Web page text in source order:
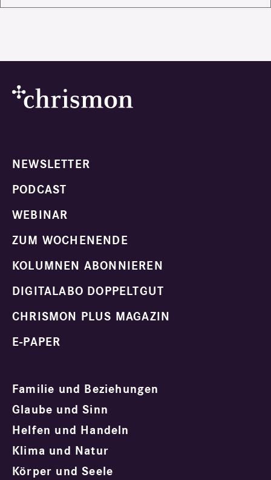
NEWSLETTER
PODCAST
WEBINAR
ZUM WOCHENENDE
KOLUMNEN ABONNIEREN
DIGITALABO DOPPELTGUT
CHRISMON PLUS MAGAZIN
E-PAPER
Familie und Beziehungen
Glaube und Sinn
Helfen und Handeln
Klima und Natur
Körper und Seele